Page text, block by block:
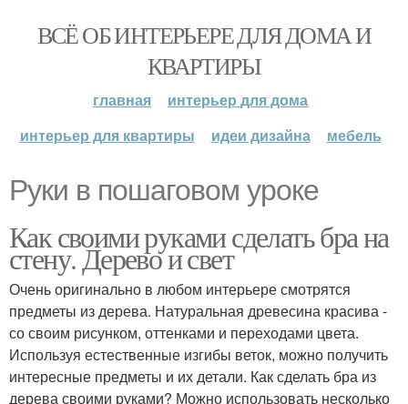
ВСЁ ОБ ИНТЕРЬЕРЕ ДЛЯ ДОМА И
КВАРТИРЫ
главная
интерьер для дома
интерьер для квартиры
идеи дизайна мебель
Руки в пошаговом уроке
Как своими руками сделать бра на
стену. Дерево и свет
Очень оригинально в любом интерьере смотрятся
предметы из дерева. Натуральная древесина красива -
со своим рисунком, оттенками и переходами цвета.
Используя естественные изгибы веток, можно получить
интересные предметы и их детали. Как сделать бра из
дерева своими руками? Можно использовать несколько